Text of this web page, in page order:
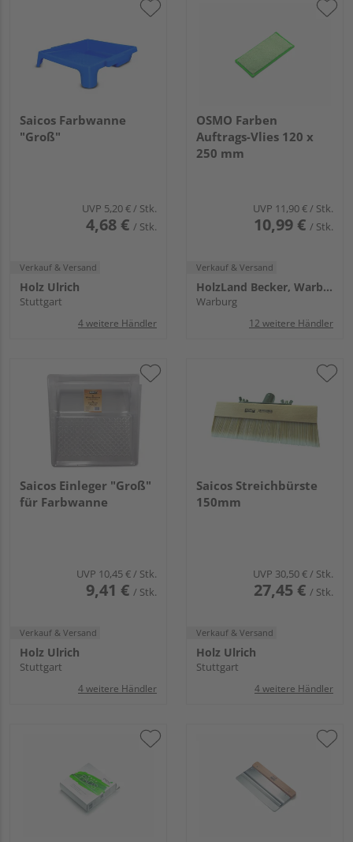
Saicos Farbwanne
"Groß"
UVP 5,20 €/ Stk.
4,68 € / Stk.
Verkauf & Versand
Holz Ulrich
Stuttgart
4 weitere Händler
OSMO Farben
Auftrags-Vlies 120 x
250 mm
UVP 11,90 €/ Stk.
10,99 € / Stk.
Verkauf & Versand
HolzLand Becker, Warburg
Warburg
12 weitere Händler
Saicos Einleger "Groß"
für Farbwanne
UVP 10,45 €/ Stk.
9,41 € / Stk.
Verkauf & Versand
Holz Ulrich
Stuttgart
4 weitere Händler
Saicos Streichbürste
150mm
UVP 30,50 €/ Stk.
27,45 € / Stk.
Verkauf & Versand
Holz Ulrich
Stuttgart
4 weitere Händler